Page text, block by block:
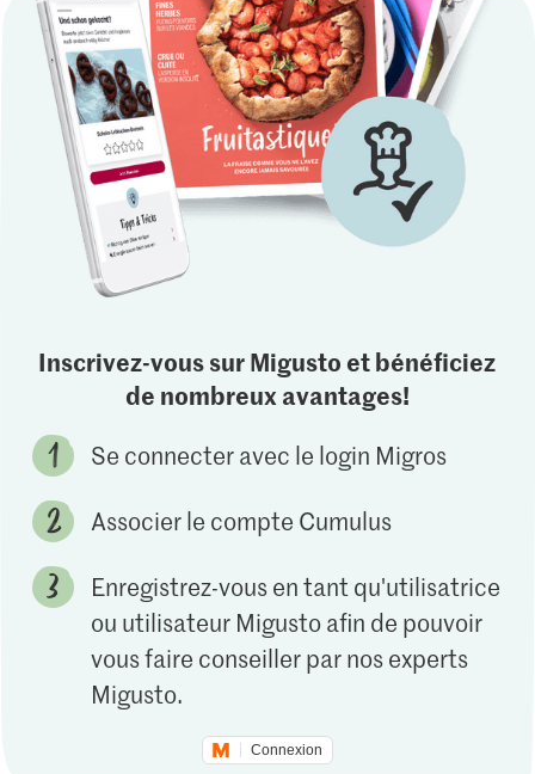
Inscrivez-vous sur Migusto et bénéficiez
de nombreux avantages!
Se connecter avec le login Migros
Associer le compte Cumulus
Enregistrez-vous en tant qu'utilisatrice
ou utilisateur Migusto afin de pouvoir
vous faire conseiller par nos experts
Migusto.
Connexion